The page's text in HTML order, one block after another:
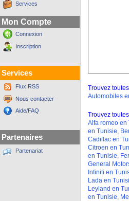
Services
Mon Compte
Connexion
Inscription
Services
Flux RSS
Nous contacter
Aide/FAQ
Partenaires
Partenariat
Trouvez
Automobiles
Trouvez
Alfa romeo en
en Tunisie,
Cadillac en
Citroen en
en Tunisie,
General
Infiniti en
Lada en
Leyland en
en Tunisie,